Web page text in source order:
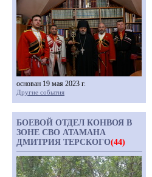
основан 19 мая 2023 г.
Другие события
БОЕВОЙ ОТДЕЛ КОНВОЯ В
ЗОНЕ СВО АТАМАНА
ДМИТРИЯ ТЕРСКОГО(44)